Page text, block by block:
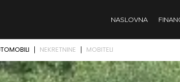
NASLOVNA